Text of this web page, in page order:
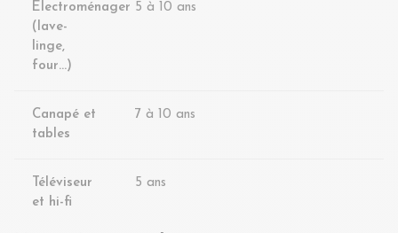
Électroménager
(lave-
linge,
four…)
5 à 10 ans
Canapé et
tables
7 à 10 ans
Téléviseur
et hi-fi
5 ans